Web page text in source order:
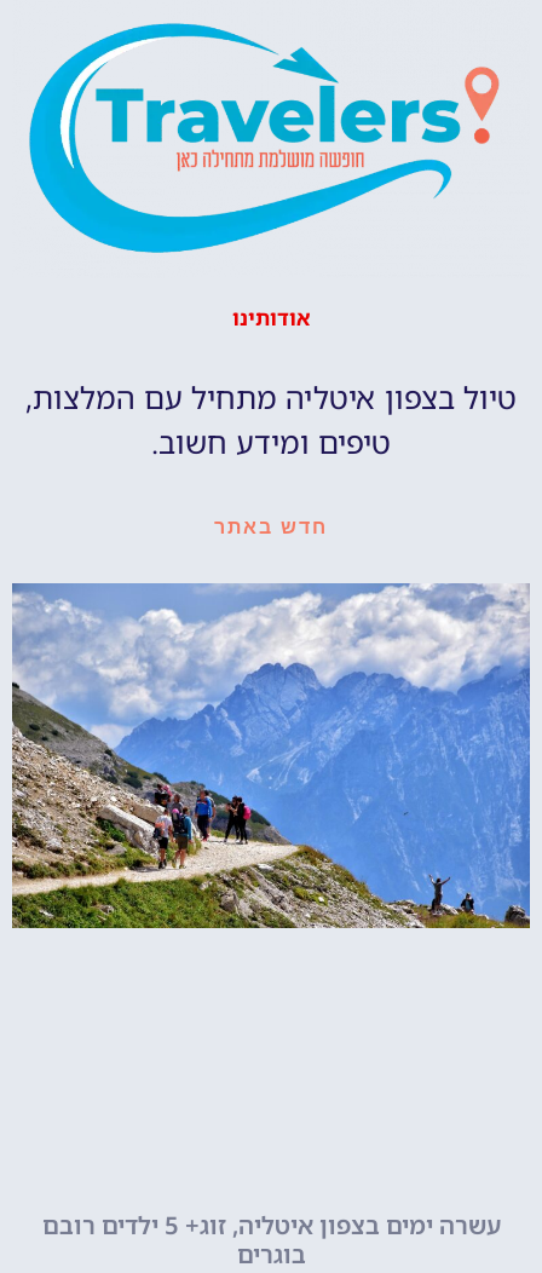
אודותינו
טיול בצפון איטליה מתחיל עם המלצות,
טיפים ומידע חשוב.
חדש באתר
עשרה ימים בצפון איטליה, זוג+ 5 ילדים רובם
בוגרים